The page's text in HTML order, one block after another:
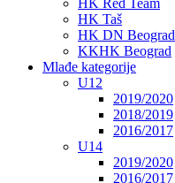
HK Taš
HK DN Beograd
KKHK Beograd
Mlađe kategorije
U12
2019/2020
2018/2019
2016/2017
U14
2019/2020
2016/2017